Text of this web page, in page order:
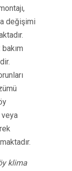
değişimi
klima